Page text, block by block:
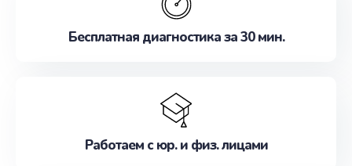
Бесплатная диагностика за 30 мин.
Работаем с юр. и физ. лицами